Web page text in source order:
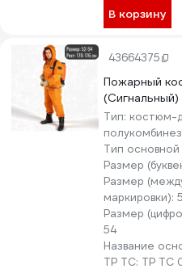
В корзину
43664375
Пожарный
Тип: костюм-
Тип основной
Размер
Размер
маркировки):
Размер
54
Название
ТР ТС: ТР ТС